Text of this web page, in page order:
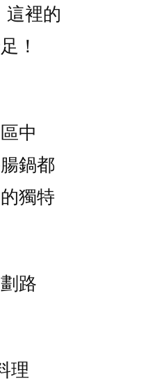
這裡的
！
中
鍋都
獨特
路
理